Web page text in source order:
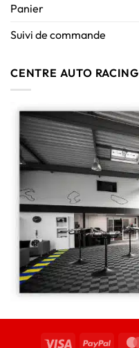
Panier
Suivi de commande
CENTRE AUTO RACING